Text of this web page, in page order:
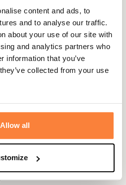
content and ads, to
and to analyse our traffic.
about your use of our site with
and analytics partners who
information that you’ve
collected from your use
Allow all
totale, Härkila combine à
en élasthanne.
Coton, 2 % Élasthanne
Noir, Vert